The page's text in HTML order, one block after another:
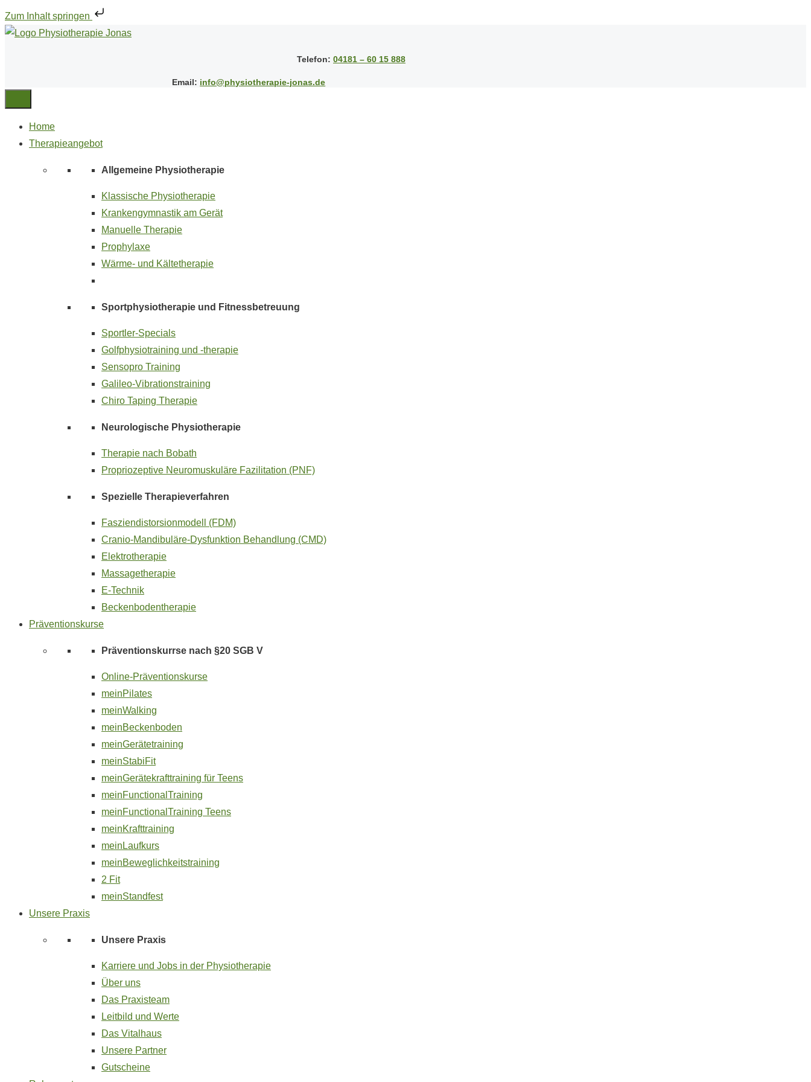
Zum Inhalt springen
Telefon: 04181 – 60 15 888
Email: info@physiotherapie-jonas.de
Home
Therapieangebot
Allgemeine Physiotherapie
Klassische Physiotherapie
Krankengymnastik am Gerät
Manuelle Therapie
Prophylaxe
Wärme- und Kältetherapie
Sportphysiotherapie und Fitnessbetreuung
Sportler-Specials
Golfphysiotraining und -therapie
Sensopro Training
Galileo-Vibrationstraining
Chiro Taping Therapie
Neurologische Physiotherapie
Therapie nach Bobath
Propriozeptive Neuromuskuläre Fazilitation (PNF)
Spezielle Therapieverfahren
Fasziendistorsionmodell (FDM)
Cranio-Mandibuläre-Dysfunktion Behandlung (CMD)
Elektrotherapie
Massagetherapie
E-Technik
Beckenbodentherapie
Präventionskurse
Präventionskurrse nach §20 SGB V
Online-Präventionskurse
meinPilates
meinWalking
meinBeckenboden
meinGerätetraining
meinStabiFit
meinGerätekrafttraining für Teens
meinFunctionalTraining
meinFunctionalTraining Teens
meinKrafttraining
meinLaufkurs
meinBeweglichkeitstraining
2 Fit
meinStandfest
Unsere Praxis
Unsere Praxis
Karriere und Jobs in der Physiotherapie
Über uns
Das Praxisteam
Leitbild und Werte
Das Vitalhaus
Unsere Partner
Gutscheine